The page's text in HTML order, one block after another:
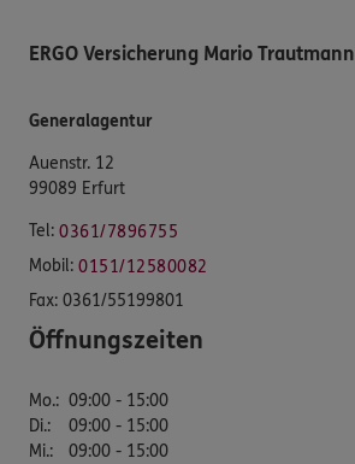
ERGO Versicherung Mario Trautmann
Generalagentur
Auenstr. 12
99089 Erfurt
Tel: 0361/7896755
Mobil: 0151/12580082
Fax: 0361/55199801
Öffnungszeiten
Mo.: 09:00 - 15:00
Di.:
09:00 - 15:00
Mi.:
09:00 - 15:00